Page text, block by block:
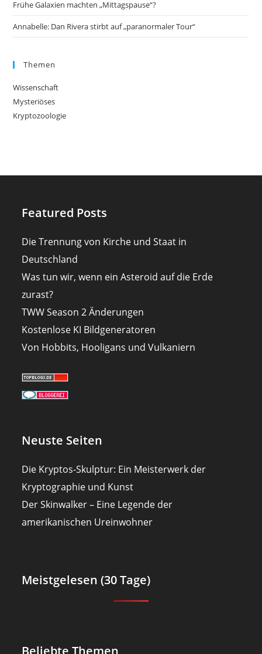
Frühe Galaxien machten „Mittagspause“?
Annabelle: Dan Rivera stirbt auf „paranormaler Tour“
Themen
Wissenschaft
Mysteriöses
Kryptozoologie
Featured Posts
Die Trennung von Kirche und Staat in
Deutschland
Was tun wir, wenn ein Asteroid auf die Erde
zurast?
TWW Season 2 Änderungen
Kostenlose KI Bildgeneratoren
Von Hobbits, Hooligans und Vulkaniern
Neuste Seiten
Die Kryptos-Skulptur: Ein Meisterwerk der
Kryptographie und Kunst
Der Skinwalker – Eine Legende der
amerikanischen Ureinwohner
Meistgelesen (30 Tage)
Beliebte Themen